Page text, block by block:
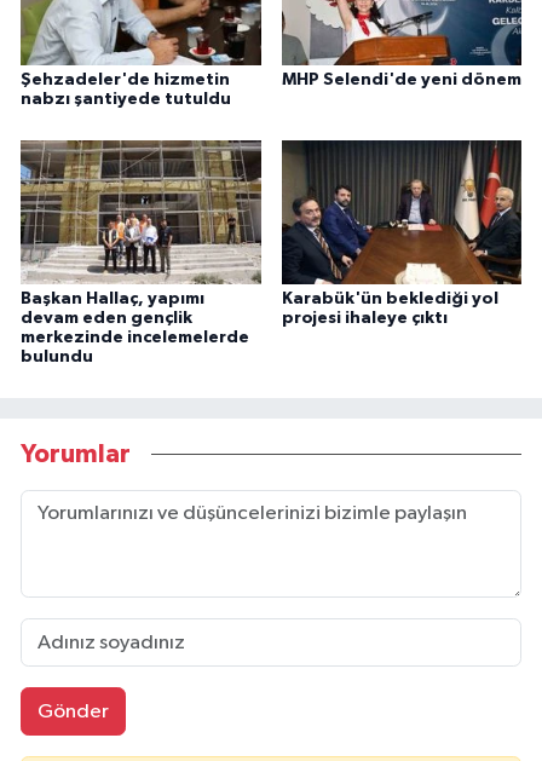
Şehzadeler'de hizmetin
nabzı şantiyede tutuldu
MHP Selendi'de yeni dönem
Başkan Hallaç, yapımı
devam eden gençlik
merkezinde incelemelerde
bulundu
Karabük'ün beklediği yol
projesi ihaleye çıktı
Yorumlar
Gönder